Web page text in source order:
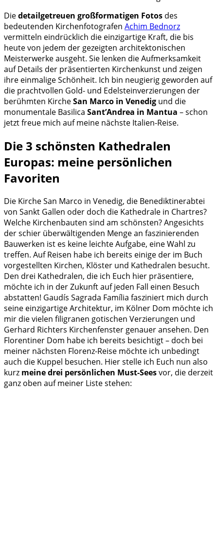
Diedetailgetreuen großformatigen Fotos des
bedeutenden Kirchenfotografen Achim Bednorz
vermitteln eindrücklich die einzigartige Kraft, die bis
heute von jedem der gezeigten architektonischen
Meisterwerke ausgeht. Sie lenken die Aufmerksamkeit
auf Details der präsentierten Kirchenkunst und zeigen
ihre einmalige Schönheit. Ich bin neugierig geworden auf
die prachtvollen Gold- und Edelsteinverzierungen der
berühmten KircheSan Marco in Venedig und die
monumentale Basilica Sant’Andrea in Mantua – schon
jetzt freue mich auf meine nächste Italien-Reise.
Die 3 schönsten Kathedralen
Europas: meine persönlichen
Favoriten
Die Kirche San Marco in Venedig, die Benediktinerabtei
von Sankt Gallen oder doch die Kathedrale in Chartres?
Welche Kirchenbauten sind am schönsten? Angesichts
der schier überwältigenden Menge an faszinierenden
Bauwerken ist es keine leichte Aufgabe, eine Wahl zu
treffen. Auf Reisen habe ich bereits einige der im Buch
vorgestellten Kirchen, Klöster und Kathedralen besucht.
Den drei Kathedralen, die ich Euch hier präsentiere,
möchte ich in der Zukunft auf jeden Fall einen Besuch
abstatten! Gaudís Sagrada Família fasziniert mich durch
seine einzigartige Architektur, im Kölner Dom möchte ich
mir die vielen filigranen gotischen Verzierungen und
Gerhard Richters Kirchenfenster genauer ansehen. Den
Florentiner Dom habe ich bereits besichtigt – doch bei
meiner nächsten Florenz-Reise möchte ich unbedingt
auch die Kuppel besuchen. Hier stelle ich Euch nun also
kurz meine drei persönlichen Must-Seesvor, die derzeit
ganz oben auf meiner Liste stehen: